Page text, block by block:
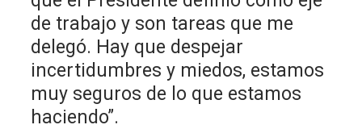
de trabajo y son tareas que me
delegó. Hay que despejar
incertidumbres y miedos, estamos
muy seguros de lo que estamos
haciendo”.